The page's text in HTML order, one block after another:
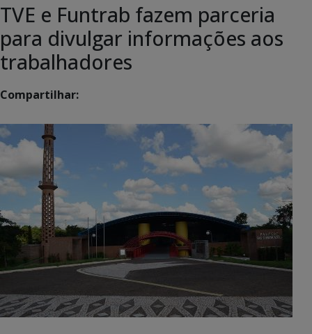
TVE e Funtrab fazem parceria
para divulgar informações aos
trabalhadores
Compartilhar: